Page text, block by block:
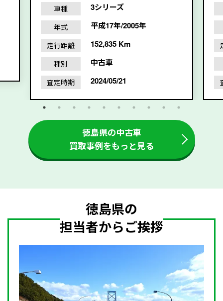
車種 3シリーズ
年式 平成17年/2005年
走行距離 152,835 Km
種別 中古車
査定時期 2024/05/21
徳島県の中古車
買取事例をもっと見る
徳島県の
担当者からご挨拶